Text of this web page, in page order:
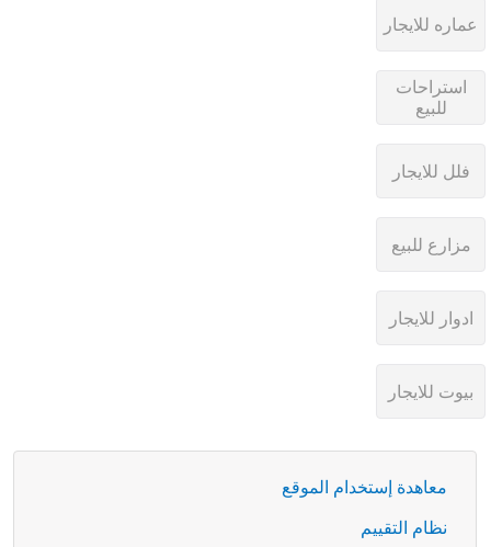
معاهدة إستخدام الموقع
نظام التقييم